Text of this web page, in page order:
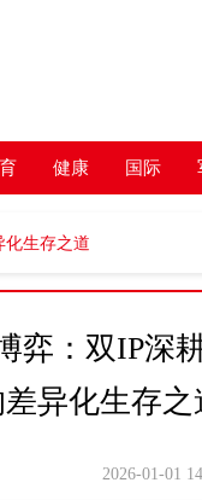
健康 国际
化生存之道
弈：双IP深
差异化生存之
2026-01-01